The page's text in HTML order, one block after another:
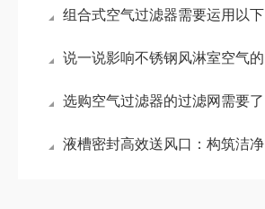
组合式空气过滤器需要运用以下八个步骤来保护
说一说影响不锈钢风淋室空气的因素有哪些？
选购空气过滤器的过滤网需要了解哪些常识
液槽密封高效送风口：构筑洁净室空气质量的坚固防线